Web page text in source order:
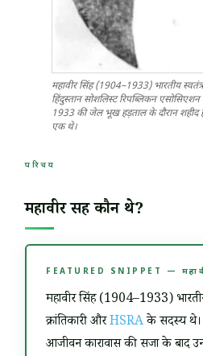
महावीर सिंह (1904–1933) भारतीय
हिंदुस्तान सोशलिस्ट रिपब्लिकन
1933 की जेल भूख हड़ताल के दौरान शहीद
एक थे।
परिचय
महावीर सिंह कौन थे?
FEATURED SNIPPET —
महावीर सिंह (1904–1933) भारतीय
क्रांतिकारी औरHSRAके सदस्य
आजीवन कारावास की सजा के बाद